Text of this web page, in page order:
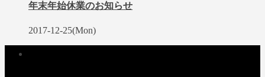
年末年始休業のお知らせ
2017-12-25(Mon)